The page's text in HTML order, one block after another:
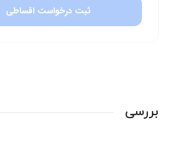
ثبت درخواست اقساطی
بررسی